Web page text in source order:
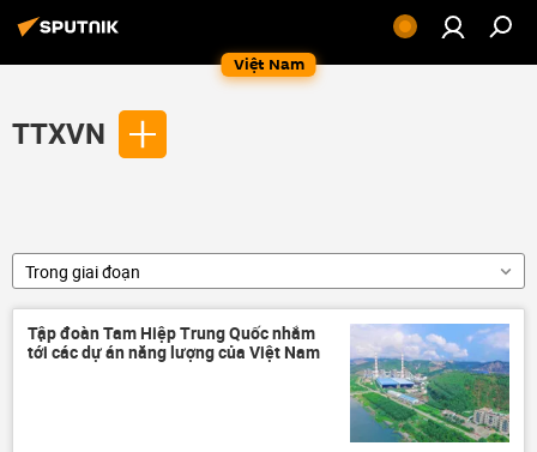
Việt Nam
TTXVN
Trong giai đoạn
Tập đoàn Tam Hiệp Trung Quốc nhắm
tới các dự án năng lượng của Việt Nam